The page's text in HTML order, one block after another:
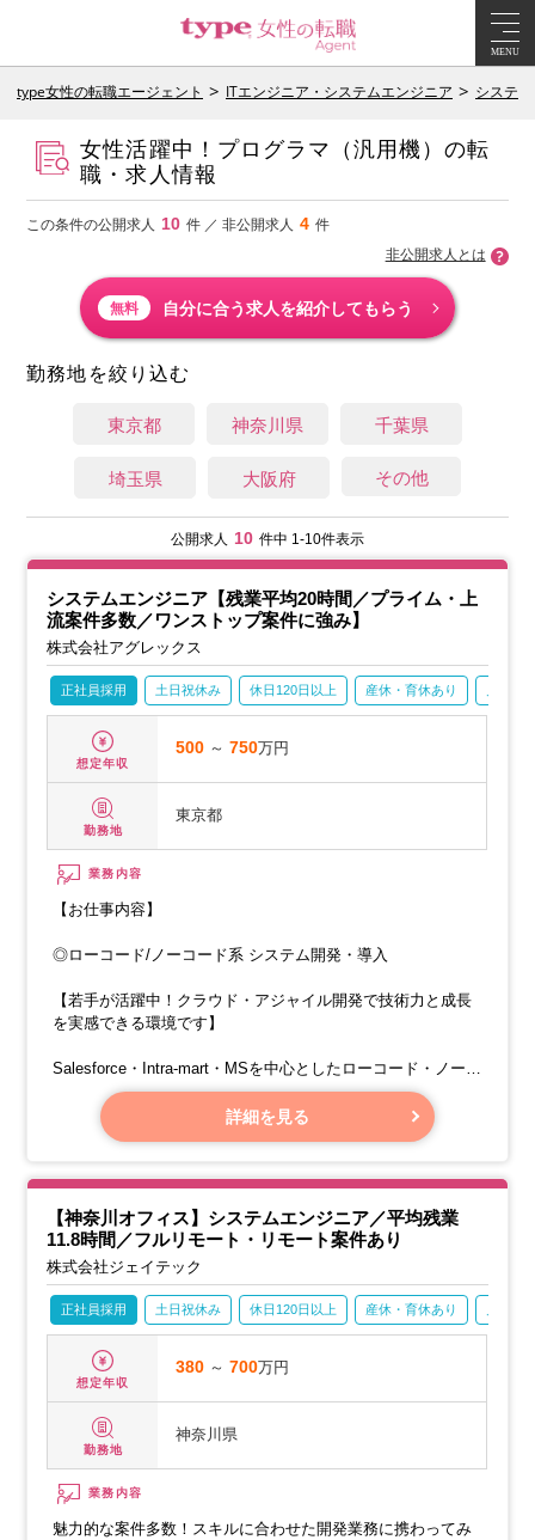
MENU
type女性の転職エージェント ITエンジニア・システムエンジニア システ
女性活躍中！プログラマ（汎用機）の転
職・求人情報
この条件の公開求人 10 件 ／ 非公開求人 4 件
非公開求人とは
無料 自分に合う求人を紹介してもらう
勤務地を絞り込む
東京都 神奈川県 千葉県
埼玉県 大阪府 その他
公開求人 10 件中 1-10件表示
システムエンジニア【残業平均20時間／プライム・上
流案件多数／ワンストップ案件に強み】
株式会社アグレックス
正社員採用 土日祝休み 休日120日以上 産休・育休あり
想定年収
500 ～750万円
勤務地
東京都
業務内容
【お仕事内容】
◎ローコード/ノーコード系 システム開発・導入
【若手が活躍中！クラウド・アジャイル開発で技術力と成長
を実感できる環境です】
Salesforce・Intra-mart・MSを中心としたローコード・ノーコ
ードのシステム開発において、お客様との打ち合わせ、必要
な機能の定義、設計・開発、そして導入のサポートまでを一
貫して担当していただきます。これまでに培ってきた知識と
事業を組み合わせることで、クラウド市場をリードする解決
詳細を見る
【神奈川オフィス】システムエンジニア／平均残業
11.8時間／フルリモート・リモート案件あり
株式会社ジェイテック
正社員採用 土日祝休み 休日120日以上 産休・育休あり
想定年収
380 ～700万円
勤務地
神奈川県
業務内容
魅力的な案件多数！スキルに合わせた開発業務に携わってみ